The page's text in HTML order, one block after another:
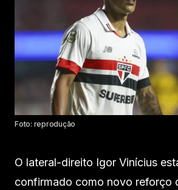
Foto: reprodução
O lateral-direito Igor Vinícius
confirmado como novo reforço